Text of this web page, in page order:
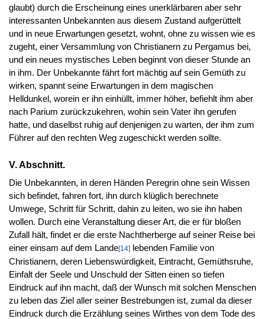
glaubt) durch die Erscheinung eines unerklärbaren aber sehr
interessanten Unbekannten aus diesem Zustand aufgerüttelt
und in neue Erwartungen gesetzt, wohnt, ohne zu wissen wie es
zugeht, einer Versammlung von Christianern zu Pergamus bei,
und ein neues mystisches Leben beginnt von dieser Stunde an
in ihm. Der Unbekannte fährt fort mächtig auf sein Gemüth zu
wirken, spannt seine Erwartungen in dem magischen
Helldunkel, worein er ihn einhüllt, immer höher, befiehlt ihm aber
nach Parium zurückzukehren, wohin sein Vater ihn gerufen
hatte, und daselbst ruhig auf denjenigen zu warten, der ihm zum
Führer auf den rechten Weg zugeschickt werden sollte.
V. Abschnitt.
Die Unbekannten, in deren Händen Peregrin ohne sein Wissen
sich befindet, fahren fort, ihn durch klüglich berechnete
Umwege, Schritt für Schritt, dahin zu leiten, wo sie ihn haben
wollen. Durch eine Veranstaltung dieser Art, die er für bloßen
Zufall hält, findet er die erste Nachtherberge auf seiner Reise bei
einer einsam auf dem Lande[14]lebenden Familie von
Christianern, deren Liebenswürdigkeit, Eintracht, Gemüthsruhe,
Einfalt der Seele und Unschuld der Sitten einen so tiefen
Eindruck auf ihn macht, daß der Wunsch mit solchen Menschen
zu leben das Ziel aller seiner Bestrebungen ist, zumal da dieser
Eindruck durch die Erzählung seines Wirthes von dem Tode des